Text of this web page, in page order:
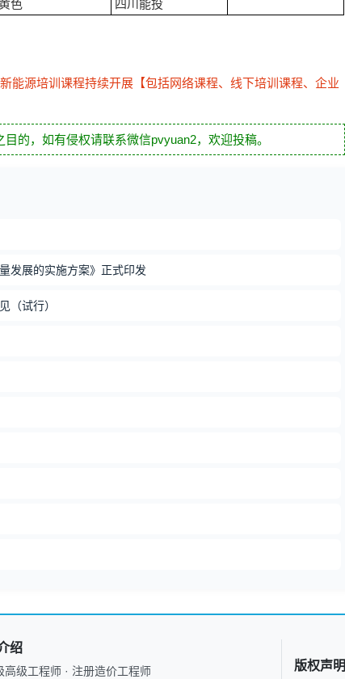
色 四川能投
源培训课程持续开展【包括网络课程、线下培训课程、企业
的，如有侵权请联系微信pvyuan2，欢迎投稿。
发展的实施方案》正式印发
（试行）
绍
高级工程师 · 注册造价工程师 版权声明